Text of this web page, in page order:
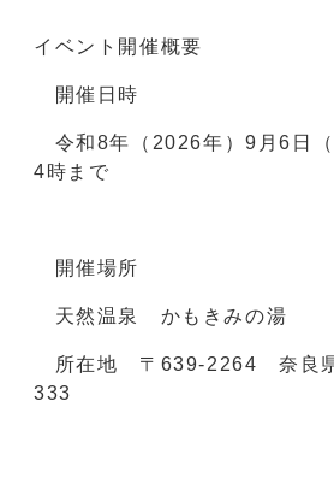
イベント開催概要
開催日時
令和8年（2026年）9月6日
4時まで
開催場所
天然温泉 かもきみの湯
所在地 〒639-2264 奈良県
333